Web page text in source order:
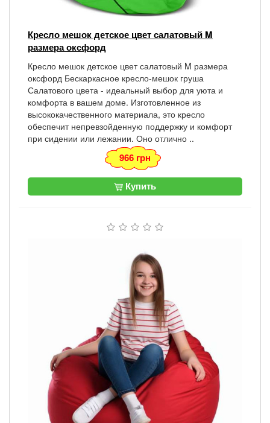
Кресло мешок детское цвет салатовый M
размера оксфорд
Кресло мешок детское цвет салатовый M размера
оксфорд Бескаркасное кресло-мешок груша
Салатового цвета - идеальный выбор для уюта и
комфорта в вашем доме. Изготовленное из
высококачественного материала, это кресло
обеспечит непревзойденную поддержку и комфорт
при сидении или лежании. Оно отлично ..
966 грн
Купить